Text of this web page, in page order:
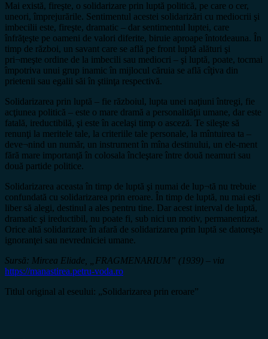
Mai există, fireşte, o solidarizare prin luptă politică, pe care o cer,
uneori, împrejurările. Sentimentul acestei solidarizări cu mediocrii şi
imbecilii este, fireşte, dramatic – dar sentimentul luptei, care
înfrăţeşte pe oameni de valori diferite, biruie aproape întotdeauna. În
timp de război, un savant care se află pe front luptă alături şi
pri¬meşte ordine de la imbecili sau mediocri – şi luptă, poate, tocmai
împotriva unui grup inamic în mijlocul căruia se află cîţiva din
prietenii sau egalii săi în ştiinţa respectivă.
Solidarizarea prin luptă – fie războiul, lupta unei naţiuni întregi, fie
acţiunea politică – este o mare dramă a personalităţii umane, dar este
fatală, ireductibilă, şi este în acelaşi timp o asceză. Te sileşte să
renunţi la meritele tale, la criteriile tale personale, la mîntuirea ta –
deve¬nind un număr, un instrument în mîna destinului, un ele-ment
fără mare importanţă în colosala încleştare între două neamuri sau
două partide politice.
Solidarizarea aceasta în timp de luptă şi numai de lup¬tă nu trebuie
confundată cu solidarizarea prin eroare. În timp de luptă, nu mai eşti
liber să alegi, destinul a ales pentru tine. Dar acest interval de luptă,
dramatic şi ireductibil, nu poate fi, sub nici un motiv, permanentizat.
Orice altă solidarizare în afară de solidarizarea prin luptă se datoreşte
ignoranţei sau nevredniciei umane.
Sursă: Mircea Eliade, „FRAGMENARIUM” (1939) – via
https://manastirea.petru-voda.ro
Titlul original al eseului: „Solidarizarea prin eroare”